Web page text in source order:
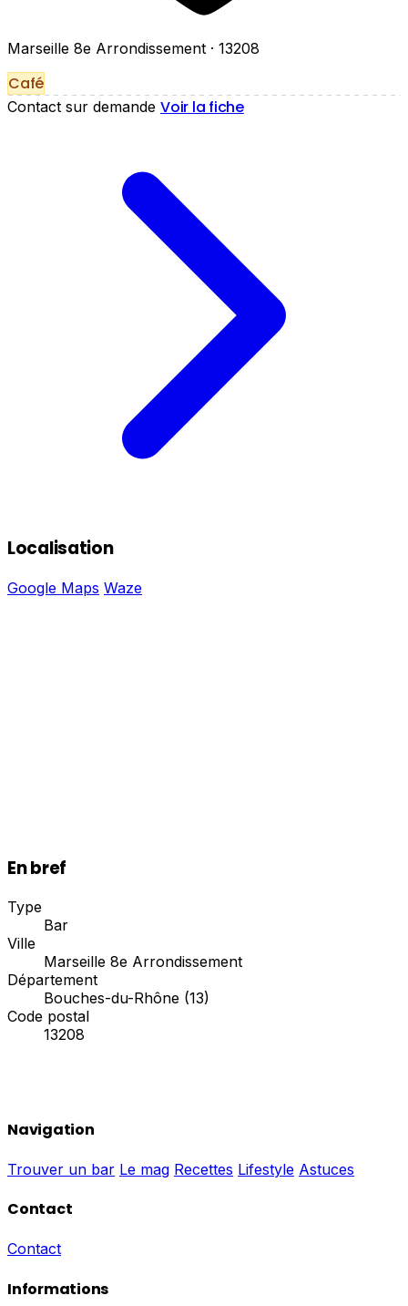
Marseille 8e Arrondissement · 13208
Café
Contact sur demande Voir la fiche
Localisation
Google Maps Waze
En bref
Type
Bar
Ville
Marseille 8e Arrondissement
Département
Bouches-du-Rhône (13)
Code postal
13208
Navigation
Trouver un bar Le mag Recettes Lifestyle Astuces
Contact
Contact
Informations